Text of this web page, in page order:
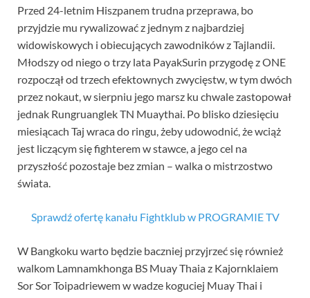
Przed 24-letnim Hiszpanem trudna przeprawa, bo
przyjdzie mu rywalizować z jednym z najbardziej
widowiskowych i obiecujących zawodników z Tajlandii.
Młodszy od niego o trzy lata PayakSurin przygodę z ONE
rozpoczął od trzech efektownych zwycięstw, w tym dwóch
przez nokaut, w sierpniu jego marsz ku chwale zastopował
jednak Rungruanglek TN Muaythai. Po blisko dziesięciu
miesiącach Taj wraca do ringu, żeby udowodnić, że wciąż
jest liczącym się fighterem w stawce, a jego cel na
przyszłość pozostaje bez zmian – walka o mistrzostwo
świata.
Sprawdź ofertę kanału Fightklub w PROGRAMIE TV
W Bangkoku warto będzie baczniej przyjrzeć się również
walkom Lamnamkhonga BS Muay Thaia z Kajornklaiem
Sor Sor Toipadriewem w wadze koguciej Muay Thai i